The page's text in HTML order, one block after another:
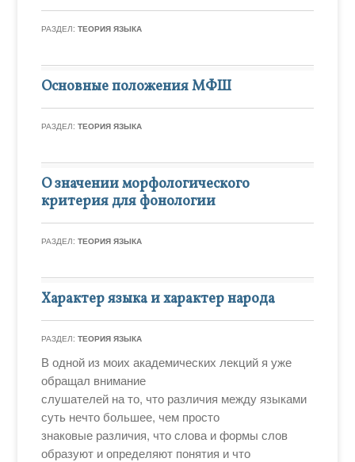
РАЗДЕЛ:ТЕОРИЯ ЯЗЫКА
Основные положения МФШ
РАЗДЕЛ:ТЕОРИЯ ЯЗЫКА
О значении морфологического
критерия для фонологии
РАЗДЕЛ:ТЕОРИЯ ЯЗЫКА
Характер языка и характер народа
РАЗДЕЛ:ТЕОРИЯ ЯЗЫКА
В одной из моих академических лекций я уже
обращал внимание
слушателей на то, что различия между языками
суть нечто большее, чем просто
знаковые различия, что слова и формы слов
образуют и определяют понятия и что